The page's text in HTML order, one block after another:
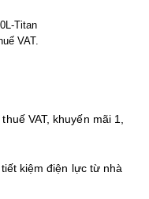
Titan
VAT.
VAT, khuyến mãi 1,
tiết kiệm điện lực từ nhà